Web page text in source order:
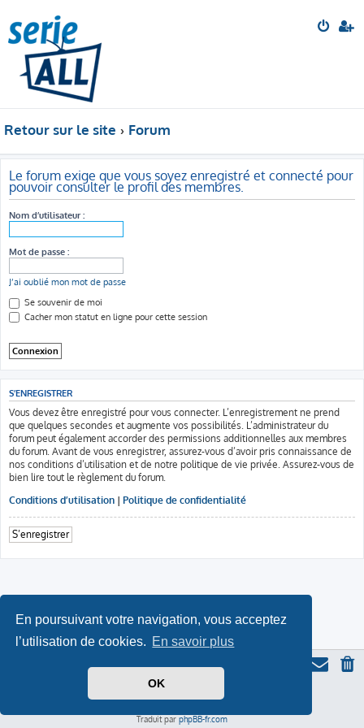
En poursuivant votre navigation, vous acceptez
l’utilisation de cookies. En savoir plus
OK
Retour sur le site Forum
Le forum exige que vous soyez enregistré et connecté pour
pouvoir consulter le profil des membres.
Nom d’utilisateur :
Mot de passe :
J’ai oublié mon mot de passe
Se souvenir de moi
Cacher mon statut en ligne pour cette session
S’ENREGISTRER
Vous devez être enregistré pour vous connecter. L’enregistrement ne prend
que quelques secondes et augmente vos possibilités. L’administrateur du
forum peut également accorder des permissions additionnelles aux membres
du forum. Avant de vous enregistrer, assurez-vous d’avoir pris connaissance de
nos conditions d’utilisation et de notre politique de vie privée. Assurez-vous de
bien lire tout le règlement du forum.
Conditions d’utilisation | Politique de confidentialité
S’enregistrer
Thème du forum serieallbasé sur ProLight Style par
Icone du panda parTriton, modifié par Serieall.
Traduit par phpBB-fr.com